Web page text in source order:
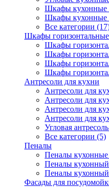
Шкафы кухонные
Шкафы кухонные
Все категории
Шкафы горизонтальные
Шкафы
Шкафы
Шкафы
Шкафы
Антресоли для кухни
Антресоли для
Антресоли для
Антресоли для
Антресоли для
Угловая
Все категории (5)
Пеналы
Пеналы
Пеналы
Пеналы
Фасады для